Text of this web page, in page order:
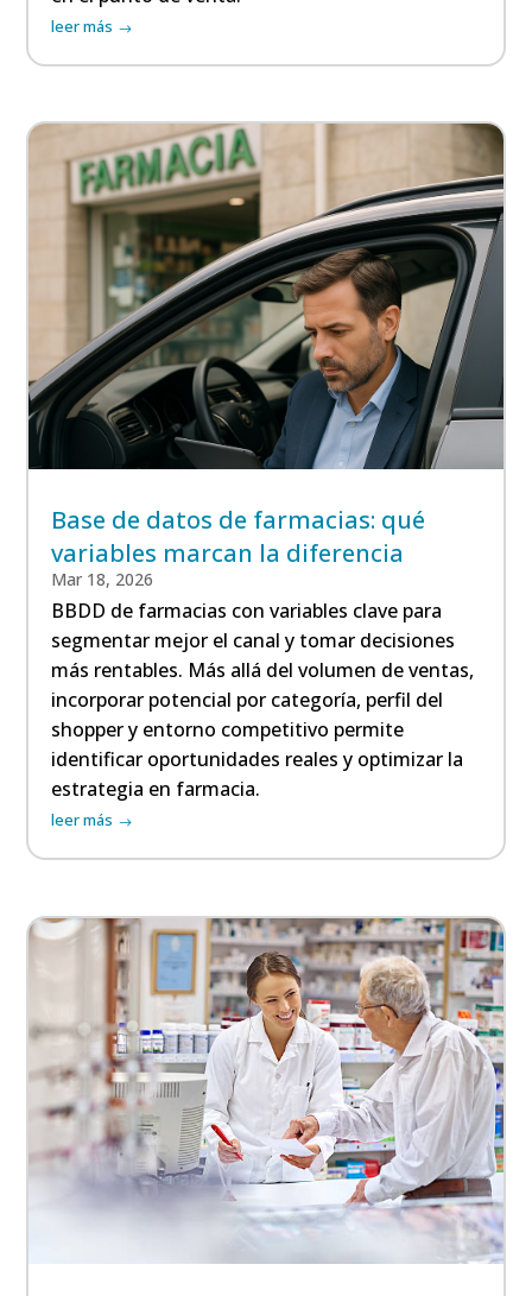
leer más
Base de datos de farmacias: qué
variables marcan la diferencia
Mar 18, 2026
BBDD de farmacias con variables clave para
segmentar mejor el canal y tomar decisiones
más rentables. Más allá del volumen de ventas,
incorporar potencial por categoría, perfil del
shopper y entorno competitivo permite
identificar oportunidades reales y optimizar la
estrategia en farmacia.
leer más